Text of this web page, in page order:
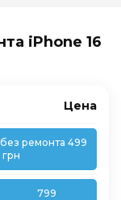
iPhone 16
Цена
ремонта 499
грн
799